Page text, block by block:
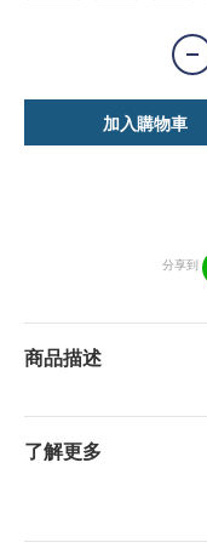
加入購物車
分享到
商品描述
了解更多